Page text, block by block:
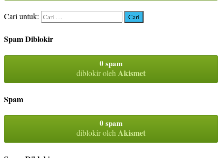
Cari untuk:
Spam Diblokir
0 spam
diblokir oleh Akismet
Spam
0 spam
diblokir oleh Akismet